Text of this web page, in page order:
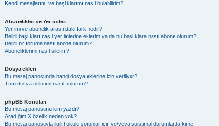
Kendi mesajlarımı ve başlıklarımı nasıl bulabilirim?
Abonelikler ve Yer imleri
Yer imi ve abonelik arasındaki fark nedir?
Belirli başlıkları nasıl yer imlerine eklerim ya da bu başlıklara nasıl abone olurum?
Belirli bir foruma nasıl abone olurum?
Aboneliklerimi nasıl silerim?
Dosya ekleri
Bu mesaj panosunda hangi dosya eklerine izin veriliyor?
Tüm dosya eklerimi nasıl bulurum?
phpBB Konuları
Bu mesaj panosunu kim yazdı?
Aradığım X özellik neden yok?
Bu mesaj panosuyla ilgili hukuki sorunlar için ve/veya suistimal durumlarda kime